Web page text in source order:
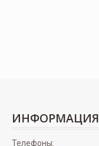
ИНФОРМАЦИЯ
Телефоны: